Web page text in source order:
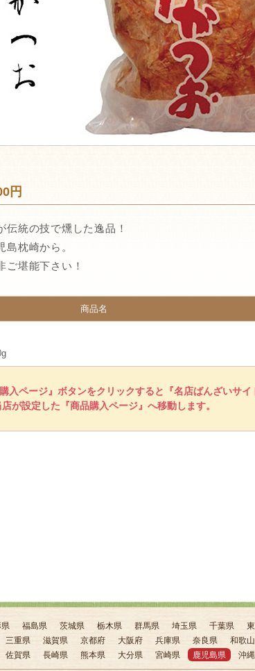
円
伝統の技で燻した逸品！
島枕崎から。
ご堪能下さい！
商品名
購入ページ』ボタンをクリックすると『名店ばんざいサ
店が設定した『商品購入ページ』へ移動します。
県 福島県 茨城県 栃木県 群馬県 埼玉県 千葉県
三重県 滋賀県 京都府 大阪府 兵庫県 奈良県 和歌
佐賀県 長崎県 熊本県 大分県 宮崎県 鹿児島県 沖